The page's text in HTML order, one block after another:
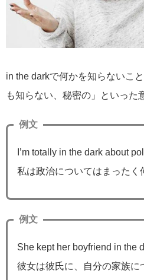
in the darkで何かを知らないこ
も知らない、秘密の」といった
例文
I’m totally in the dark about
私は政治についてはまったく
例文
She kept her boyfriend in the
彼女は彼氏に、自分の家族に